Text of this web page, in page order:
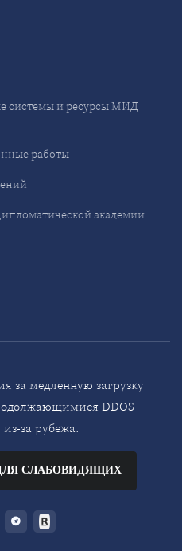
системы и ресурсы МИД
работы
академии
за медленную загрузку
DDOS
за рубежа.
СЛАБОВИДЯЩИХ